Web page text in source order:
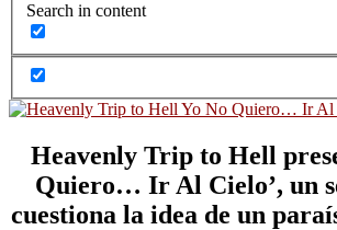
Search in content
Heavenly Trip to Hell
Quiero… Ir Al Cielo’, un
cuestiona la idea de un